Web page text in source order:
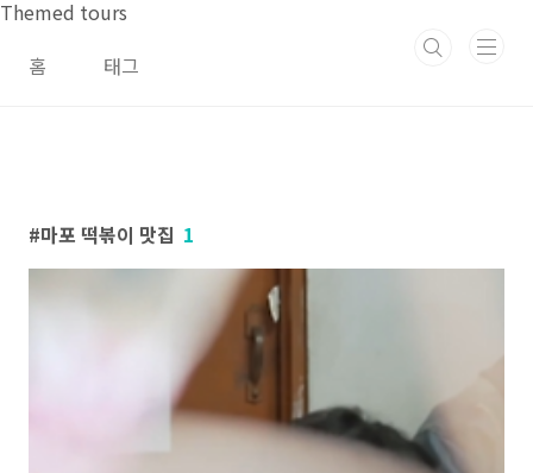
본문 바로가기
Themed tours
홈
태그
마포 떡볶이 맛집 1